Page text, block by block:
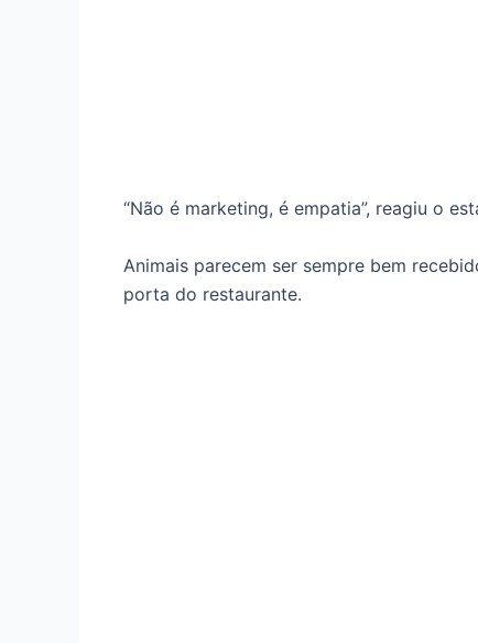
“Não é marketing, é empatia”, reagiu o
Animais parecem ser sempre bem
porta do restaurante.